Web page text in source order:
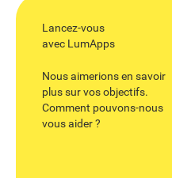
Lancez-vous
avec LumApps
Nous aimerions en savoir
plus sur vos objectifs.
Comment pouvons-nous
vous aider ?